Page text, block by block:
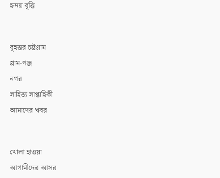
হৃদয় বৃত্তি
বৃহত্তর চট্টগ্রাম
গ্রাম-গঞ্জ
নগর
সাহিত্য সাপ্তাহিকী
আমাদের খবর
খোলা হাওয়া
আগামীদের আসর